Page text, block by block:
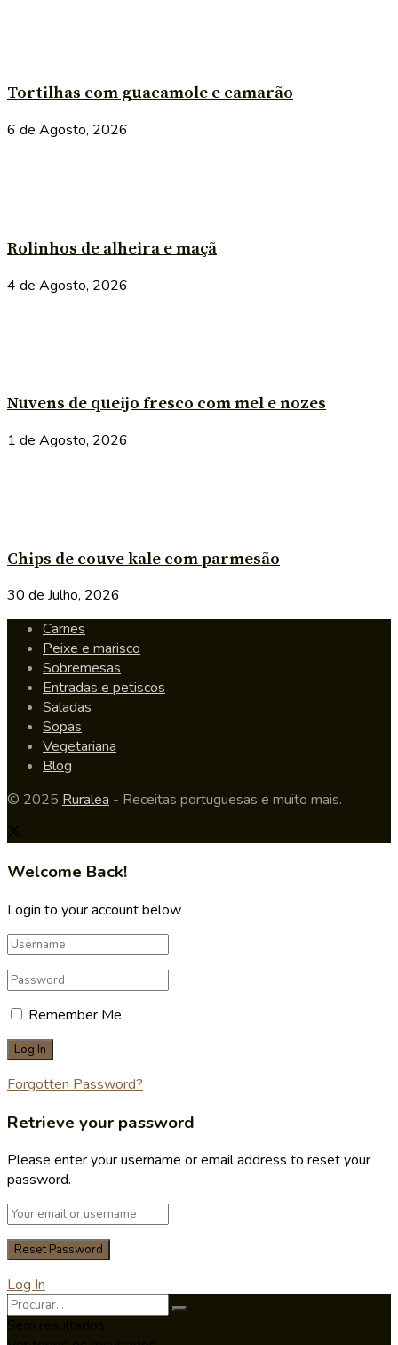
Tortilhas com guacamole e camarão
6 de Agosto, 2026
Rolinhos de alheira e maçã
4 de Agosto, 2026
Nuvens de queijo fresco com mel e nozes
1 de Agosto, 2026
Chips de couve kale com parmesão
30 de Julho, 2026
Carnes
Peixe e marisco
Sobremesas
Entradas e petiscos
Saladas
Sopas
Vegetariana
Blog
© 2025 Ruralea - Receitas portuguesas e muito mais.
Welcome Back!
Login to your account below
Remember Me
Forgotten Password?
Retrieve your password
Please enter your username or email address to reset your
password.
Log In